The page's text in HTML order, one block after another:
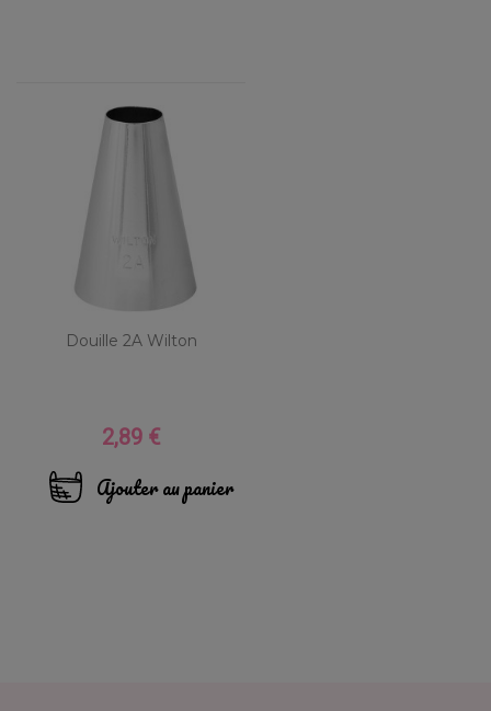
Douille 2A Wilton
Prix
2,89 €
Ajouter au panier